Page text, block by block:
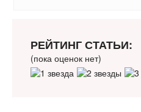
РЕЙТИНГ СТАТЬИ:
(пока оценок нет)